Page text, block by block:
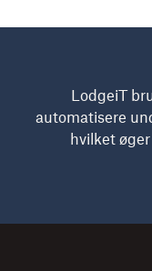
LodgeiT
automatisere
hvilket